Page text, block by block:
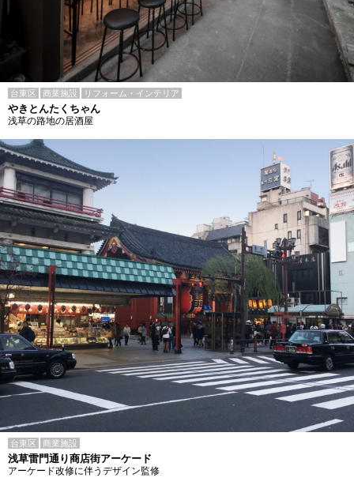
台東区 商業施設 リフォーム・インテリア
やきとんたくちゃん
浅草の路地の居酒屋
台東区 商業施設
浅草雷門通り商店街アーケード
アーケード改修に伴うデザイン監修